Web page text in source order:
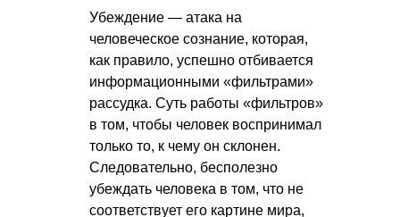
Убеждение — атака на
человеческое сознание, которая,
как правило, успешно отбивается
информационными «фильтрами»
рассудка. Суть работы «фильтров»
в том, чтобы человек воспринимал
только то, к чему он склонен.
Следовательно, бесполезно
убеждать человека в том, что не
соответствует его картине мира,